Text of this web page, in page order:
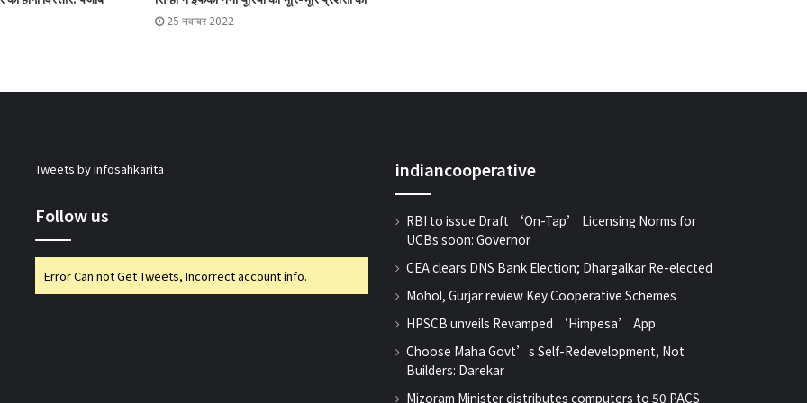
देवरिया में जिला सहकारी विकास समिति की बैठक,
25 नवम्बर 2022
Tweets by infosahkarita
Follow us
Error Can not Get Tweets, Incorrect account info.
indiancooperative
RBI to issue Draft ‘On-Tap’ Licensing Norms for
UCBs soon: Governor
CEA clears DNS Bank Election; Dhargalkar Re-elected
Mohol, Gurjar review Key Cooperative Schemes
HPSCB unveils Revamped ‘Himpesa’ App
Choose Maha Govt’s Self-Redevelopment, Not
Builders: Darekar
Mizoram Minister distributes computers to 50 PACS